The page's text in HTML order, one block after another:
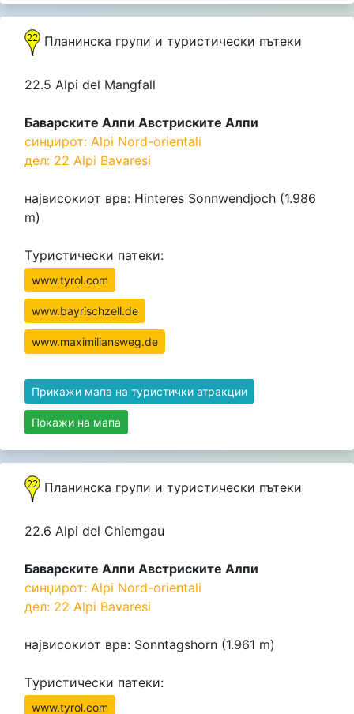
Планинска групи и туристически пътеки
22.5 Alpi del Mangfall
Баварските Алпи Австриските Алпи
синџирот: Alpi Nord-orientali
дел: 22 Alpi Bavaresi
највисокиот врв: Hinteres Sonnwendjoch (1.986
m)
Tуристически патеки:
www.tyrol.com
www.bayrischzell.de
www.maximiliansweg.de
Прикажи мапа на туристички атракции
Покажи на мапа
Планинска групи и туристически пътеки
22.6 Alpi del Chiemgau
Баварските Алпи Австриските Алпи
синџирот: Alpi Nord-orientali
дел: 22 Alpi Bavaresi
највисокиот врв: Sonntagshorn (1.961 m)
Tуристически патеки:
www.tyrol.com